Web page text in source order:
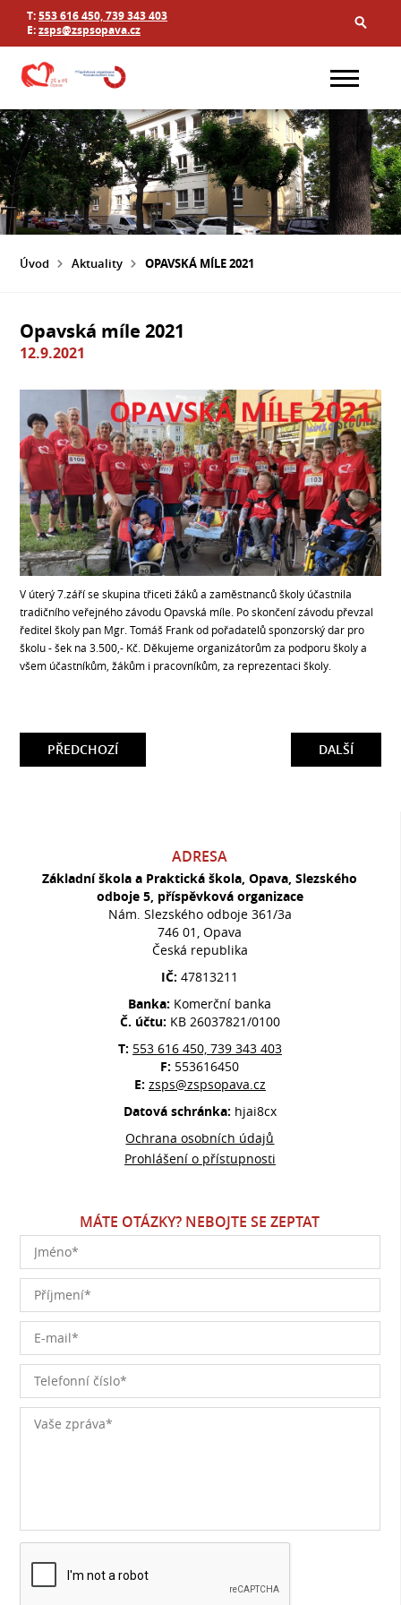
T:553 616 450, 739 343 403
E:zsps@zspsopava.cz
Úvod Aktuality OPAVSKÁ MÍLE 2021
Opavská míle 2021
12.9.2021
V úterý 7.září se skupina třiceti žáků a zaměstnanců školy účastnila
tradičního veřejného závodu Opavská míle. Po skončení závodu převzal
ředitel školy pan Mgr. Tomáš Frank od pořadatelů sponzorský dar pro
školu - šek na 3.500,- Kč. Děkujeme organizátorům za podporu školy a
všem účastníkům, žákům i pracovníkům, za reprezentaci školy.
DALŠÍ
PŘEDCHOZÍ
ADRESA
Základní škola a Praktická škola, Opava, Slezského
odboje 5, příspěvková organizace
Nám. Slezského odboje 361/3a
746 01, Opava
Česká republika
IČ:47813211
Banka: Komerční banka
Č. účtu: KB 26037821/0100
T: 553 616 450, 739 343 403
F: 553616450
E: zsps@zspsopava.cz
Datová schránka: hjai8cx
Ochrana osobních údajů
Prohlášení o přístupnosti
MÁTE OTÁZKY? NEBOJTE SE ZEPTAT